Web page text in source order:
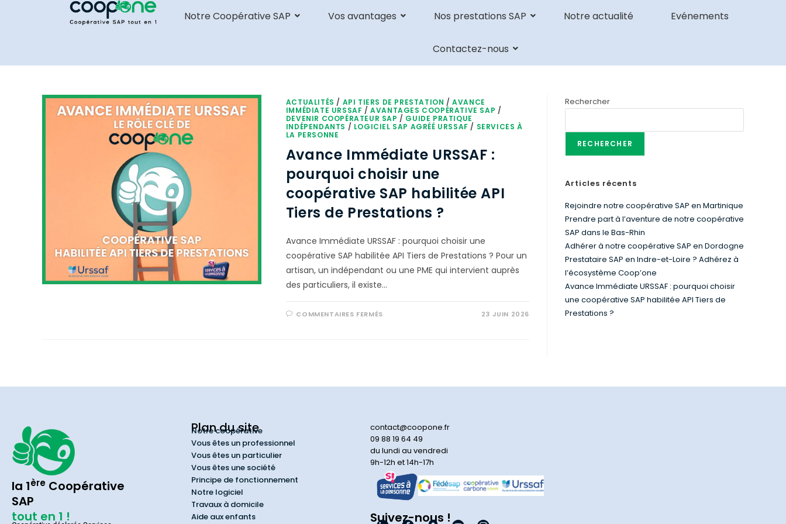
Notre Coopérative SAP Vos avantages Nos prestations SAP Notre actualité Evénements
Contactez-nous
ACTUALITÉS / API TIERS DE PRESTATION /AVANCE
IMMÉDIATE URSSAF /AVANTAGES COOPÉRATIVE SAP /
DEVENIR COOPÉRATEUR SAP / GUIDE PRATIQUE
INDÉPENDANTS / LOGICIEL SAP AGRÉÉ URSSAF / SERVICES À
LA PERSONNE
Avance Immédiate URSSAF :
pourquoi choisir une
coopérative SAP habilitée API
Tiers de Prestations ?
Avance Immédiate URSSAF : pourquoi choisir une
coopérative SAP habilitée API Tiers de Prestations ? Pour un
artisan, un indépendant ou une PME qui intervient auprès
des particuliers, il existe…
COMMENTAIRES FERMÉS 23 JUIN 2026
Rechercher
RECHERCHER
Articles récents
Rejoindre notre coopérative SAP en Martinique
Prendre part à l’aventure de notre coopérative
SAP dans le Bas-Rhin
Adhérer à notre coopérative SAP en Dordogne
Prestataire SAP en Indre-et-Loire ? Adhérez à
l’écosystème Coop’one
Avance Immédiate URSSAF : pourquoi choisir
une coopérative SAP habilitée API Tiers de
Prestations ?
la 1ère Coopérative
SAP
tout en 1 !
Plan du site
Notre coopérative
Vous êtes un professionnel
Vous êtes un particulier
Vous êtes une société
Principe de fonctionnement
Notre logiciel
Travaux à domicile
Aide aux enfants
contact@coopone.fr
09 88 19 64 49
du lundi au vendredi
9h-12h et 14h-17h
Suivez-nous !